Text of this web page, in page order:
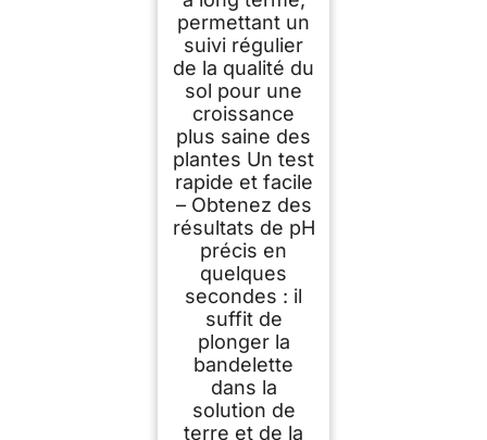
permettant un
suivi régulier
de la qualité du
sol pour une
croissance
plus saine des
plantes Un test
rapide et facile
– Obtenez des
résultats de pH
précis en
quelques
secondes : il
suffit de
plonger la
bandelette
dans la
solution de
terre et de la